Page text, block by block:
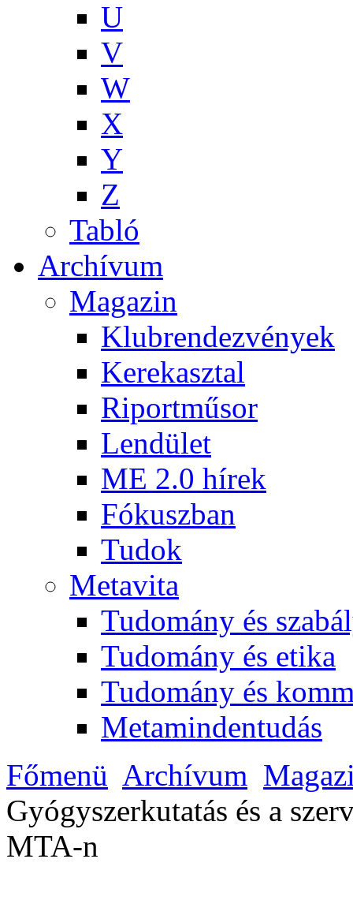
U
V
W
X
Y
Z
Tabló
Archívum
Magazin
Klubrendezvények
Kerekasztal
Riportműsor
Lendület
ME 2.0 hírek
Fókuszban
Tudok
Metavita
Tudomány és
Tudomány és etika
Tudomány és
Metamindentudás
Főmenü Archívum
Gyógyszerkutatás és a
MTA-n